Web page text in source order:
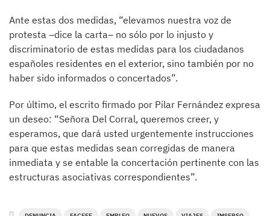
Ante estas dos medidas, “elevamos nuestra voz de
protesta –dice la carta– no sólo por lo injusto y
discriminatorio de estas medidas para los ciudadanos
españoles residentes en el exterior, sino también por no
haber sido informados o concertados”.
Por último, el escrito firmado por Pilar Fernández expresa
un deseo: “Señora Del Corral, queremos creer, y
esperamos, que dará usted urgentemente instrucciones
para que estas medidas sean corregidas de manera
inmediata y se entable la concertación pertinente con las
estructuras asociativas correspondientes”.